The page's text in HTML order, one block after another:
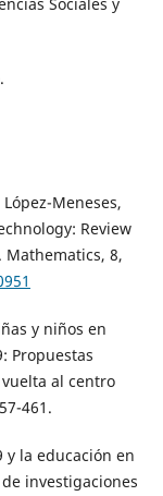
Meneses,
Review
8,
y niños en
Propuestas
al centro
461.
y la educación en
investigaciones